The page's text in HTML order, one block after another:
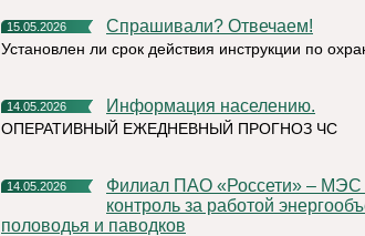
15.05.2026 Спрашивали? Отвечаем!
Установлен ли срок действия инструкции по
14.05.2026 Информация населению.
ОПЕРАТИВНЫЙ ЕЖЕДНЕВНЫЙ ПРОГНОЗ ЧС
14.05.2026
Филиал ПАО «Россети» – МЭС Северо-Запада усилил
контроль за работой
половодья и паводков